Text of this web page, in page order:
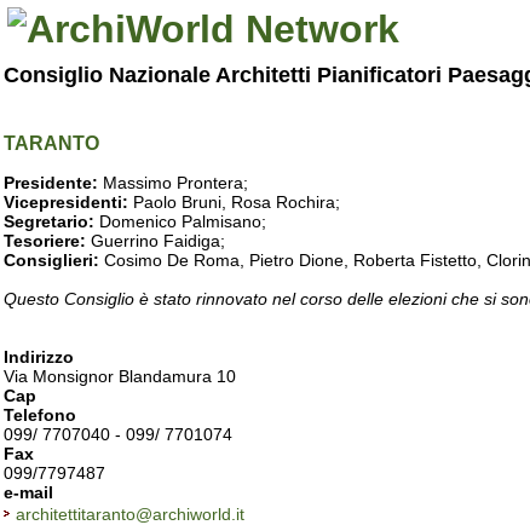
Consiglio Nazionale Architetti Pianificatori
TARANTO
Presidente: Massimo Prontera;
Vicepresidenti: Paolo Bruni, Rosa Rochira;
Segretario: Domenico Palmisano;
Tesoriere: Guerrino Faidiga;
Consiglieri: Cosimo De Roma, Pietro Dione, Roberta Fistetto,
Questo Consiglio è stato rinnovato nel corso delle elezioni che si
Indirizzo
Via Monsignor Blandamura 10
Cap
Telefono
099/ 7707040 - 099/ 7701074
Fax
099/7797487
e-mail
architettitaranto@archiworld.it